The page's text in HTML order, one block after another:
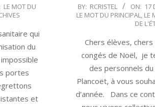
LE MOT DU
qui
du
portes
et
2020-
12-
BY: RCRISTEL ON: 17
LE MOT DU PRINCIPAL, LE
DE
Chers élèves,
congés de Noël, je
des personnels
Plancoët, à vous
d’année. Dans ce